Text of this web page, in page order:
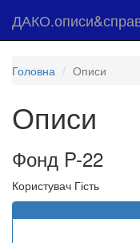
Головна Описи
Описи
Фонд P-22
Користувач Гість